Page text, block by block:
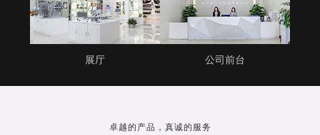
展厅 公司前台
卓越的产品，真诚的服务